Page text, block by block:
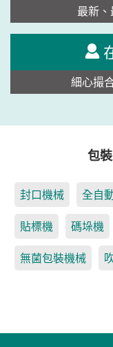
最新
細心撮
包
封口機械 全自
貼標機 碼垛機
無菌包裝機械